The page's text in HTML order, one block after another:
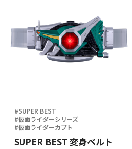
#SUPER BEST
#仮面ライダーシリーズ
#仮面ライダーカブト
SUPER BEST 変身ベルト